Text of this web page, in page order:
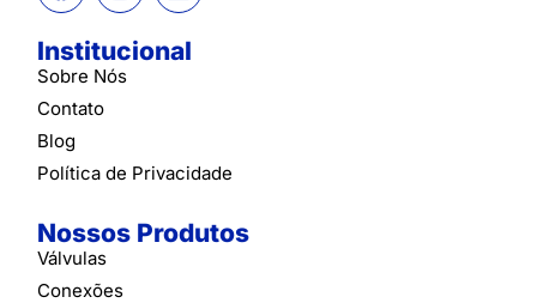
Institucional
Sobre Nós
Contato
Blog
Política de Privacidade
Nossos Produtos
Válvulas
Conexões